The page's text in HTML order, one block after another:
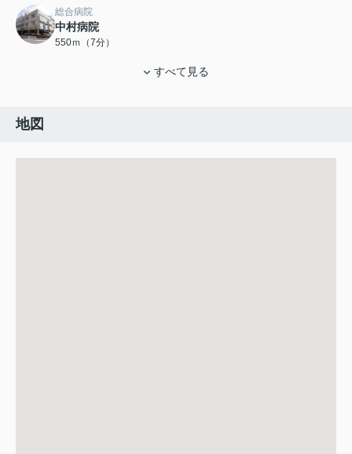
総合病院
中村病院
550ｍ（7分）
すべて見る
地図